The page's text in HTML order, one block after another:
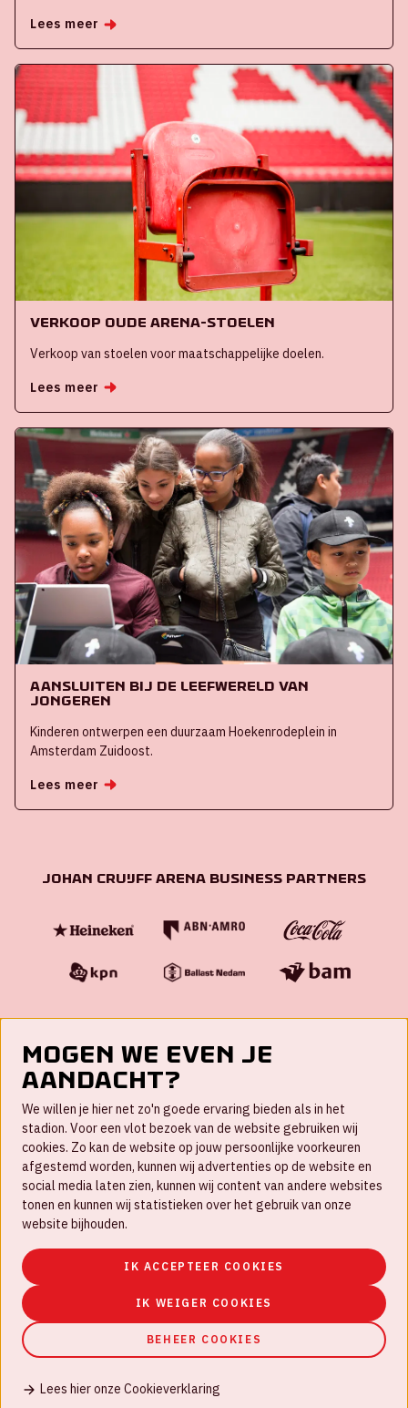
Lees meer
Verkoop oude ArenA-stoelen
Verkoop van stoelen voor maatschappelijke doelen.
Lees meer
Aansluiten bij de leefwereld van
jongeren
Kinderen ontwerpen een duurzaam Hoekenrodeplein in
Amsterdam Zuidoost.
Lees meer
Johan Cruijff ArenA Business Partners
Werken bij
Disclaimer
Mogen we even je
aandacht?
We willen je hier net zo'n goede ervaring bieden als in het
stadion. Voor een vlot bezoek van de website gebruiken wij
cookies. Zo kan de website op jouw persoonlijke voorkeuren
afgestemd worden, kunnen wij advertenties op de website en
social media laten zien, kunnen wij content van andere websites
tonen en kunnen wij statistieken over het gebruik van onze
website bijhouden.
IK ACCEPTEER COOKIES
IK WEIGER COOKIES
BEHEER COOKIES
Lees hier onze Cookieverklaring